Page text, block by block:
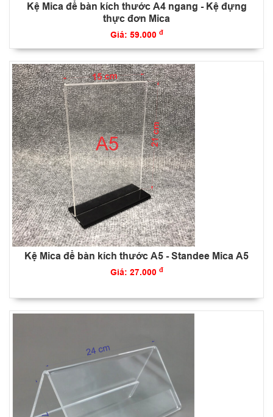
Kệ Mica để bàn kích thước A4 ngang - Kệ đựng
thực đơn Mica
Giá: 59.000 đ
Kệ Mica để bàn kích thước A5 - Standee Mica A5
Giá: 27.000 đ